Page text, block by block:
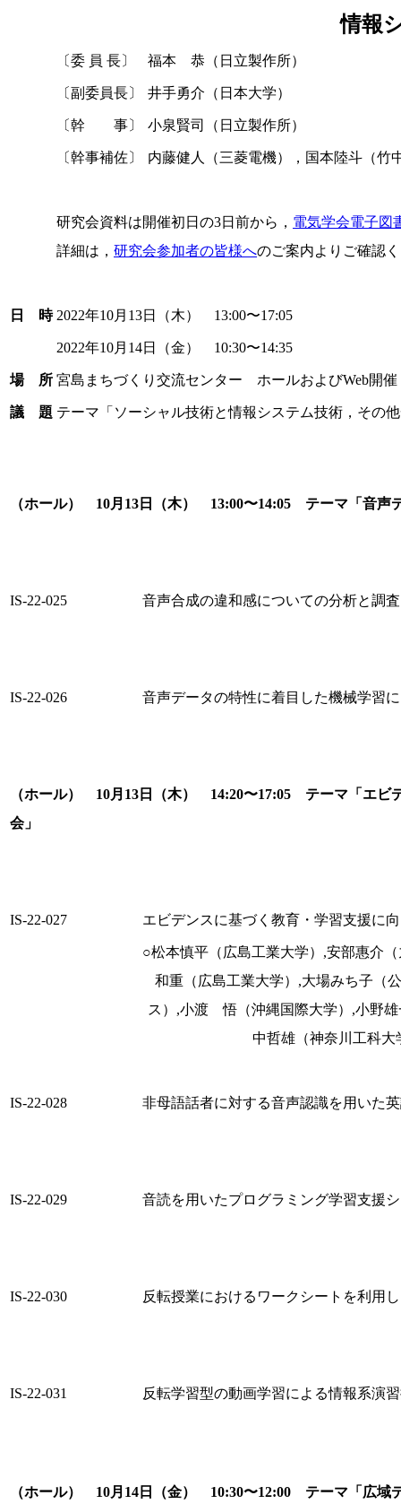
情報
〔委 員 長〕 福本 恭（日立製作所）
〔副委員長〕 井手勇介（日本大学）
〔幹 事〕 小泉賢司（日立製作所）
〔幹事補佐〕 内藤健人（三菱電機），国本陸斗（竹
研究会資料は開催初日の3日前から， 電気学会電子図
詳細は， 研究会参加者の皆様へのご案内よりご確認
日 時 2022年10月13日（木） 13:00〜17:05
2022年10月14日（金） 10:30〜14:35
場 所 宮島まちづくり交流センター ホールおよびWeb開催
議 題 テーマ「ソーシャル技術と情報システム技術，その
（ホール） 10月13日（木） 13:00〜14:05 テーマ「音声
IS-22-025 音声合成の違和感についての分析と調査
IS-22-026 音声データの特性に着目した機械学習
（ホール） 10月13日（木） 14:20〜17:05 テーマ「エビ
会」
IS-22-027 エビデンスに基づく教育・学習支援に
○松本慎平（広島工業大学）,安部惠介
和重（広島工業大学）,大場みち子（
ス）,小渡 悟（沖縄国際大学）,小野
中哲雄（神奈川工科
IS-22-028 非母語話者に対する音声認識を用いた
IS-22-029 音読を用いたプログラミング学習支援
IS-22-030 反転授業におけるワークシートを利用
IS-22-031 反転学習型の動画学習による情報系演
（ホール） 10月14日（金） 10:30〜12:00 テーマ「広域